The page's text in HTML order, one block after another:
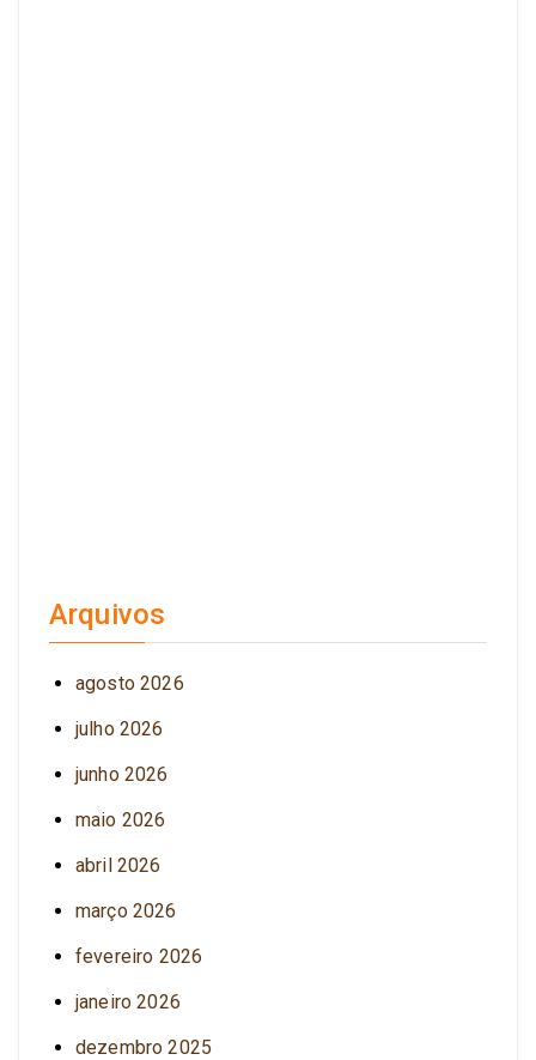
Arquivos
agosto 2026
julho 2026
junho 2026
maio 2026
abril 2026
março 2026
fevereiro 2026
janeiro 2026
dezembro 2025